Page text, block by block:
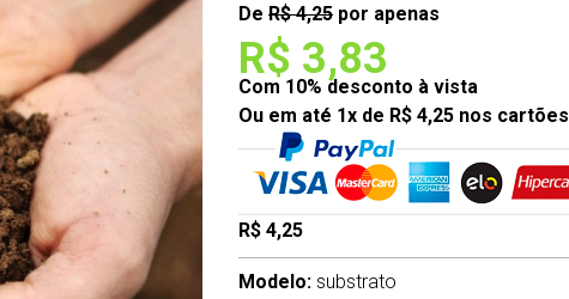
De R$ 4,25 por apenas
R$ 3,83
Com 10% desconto à vista
Ou em até 1x de R$ 4,25 nos cartões
R$ 4,25
Modelo: substrato